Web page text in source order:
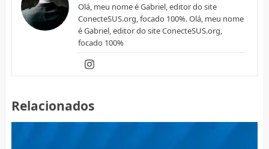
Olá, meu nome é Gabriel, editor do site
ConecteSUS.org, focado 100%. Olá, meu nome
é Gabriel, editor do site ConecteSUS.org,
focado 100%
Relacionados